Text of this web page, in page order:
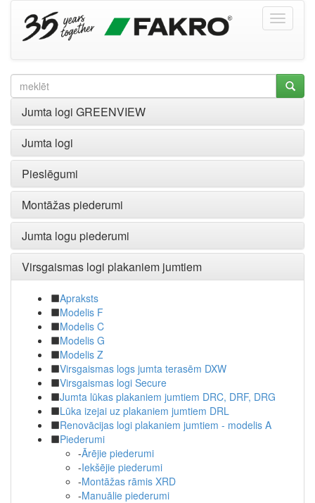
Jumta logi GREENVIEW
Jumta logi
Pieslēgumi
Montāžas piederumi
Jumta logu piederumi
Virsgaismas logi plakaniem jumtiem
Apraksts
Modelis F
Modelis C
Modelis G
Modelis Z
Virsgaismas logs jumta terasēm DXW
Virsgaismas logi Secure
Jumta lūkas plakaniem jumtiem DRC, DRF, DRG
Lūka izejai uz plakaniem jumtiem DRL
Renovācijas logi plakaniem jumtiem - modelis A
Piederumi
-Ārējie piederumi
-Iekšējie piederumi
-Montāžas rāmis XRD
-Manuālie piederumi